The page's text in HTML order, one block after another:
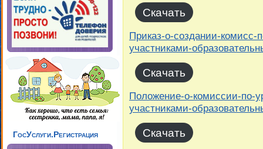
ГосУслуги.Регистрация
Скачать
Приказ-о-создании-
участниками-
Скачать
Положение-о-комиссии-по-
участниками-
Скачать